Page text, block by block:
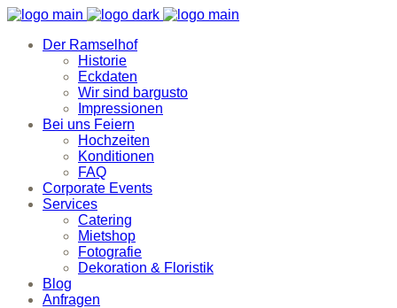
Der Ramselhof
Historie
Eckdaten
Wir sind bargusto
Impressionen
Bei uns Feiern
Hochzeiten
Konditionen
FAQ
Corporate Events
Services
Catering
Mietshop
Fotografie
Dekoration & Floristik
Blog
Anfragen